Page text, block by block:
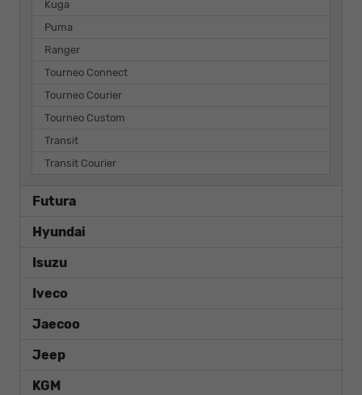
Kuga
Puma
Ranger
Tourneo Connect
Tourneo Courier
Tourneo Custom
Transit
Transit Courier
Futura
Hyundai
Isuzu
Iveco
Jaecoo
Jeep
KGM